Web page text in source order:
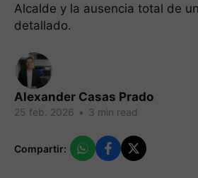
Alcalde y la ausencia total de
detallado.
Alexander Casas Prado
25 feb. 2026 • 3 min read
Compartir: